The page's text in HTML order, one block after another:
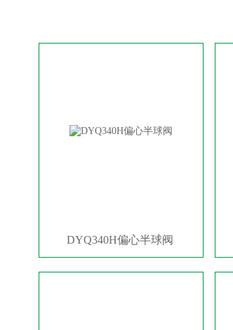
DYQ340H偏心半球阀